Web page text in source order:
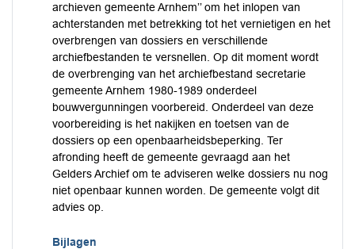
archieven gemeente Arnhem’’ om het inlopen van
achterstanden met betrekking tot het vernietigen en het
overbrengen van dossiers en verschillende
archiefbestanden te versnellen. Op dit moment wordt
de overbrenging van het archiefbestand secretarie
gemeente Arnhem 1980-1989 onderdeel
bouwvergunningen voorbereid. Onderdeel van deze
voorbereiding is het nakijken en toetsen van de
dossiers op een openbaarheidsbeperking. Ter
afronding heeft de gemeente gevraagd aan het
Gelders Archief om te adviseren welke dossiers nu nog
niet openbaar kunnen worden. De gemeente volgt dit
advies op.
Bijlagen